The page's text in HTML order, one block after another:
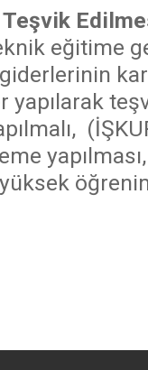
eğitime
yapılarak